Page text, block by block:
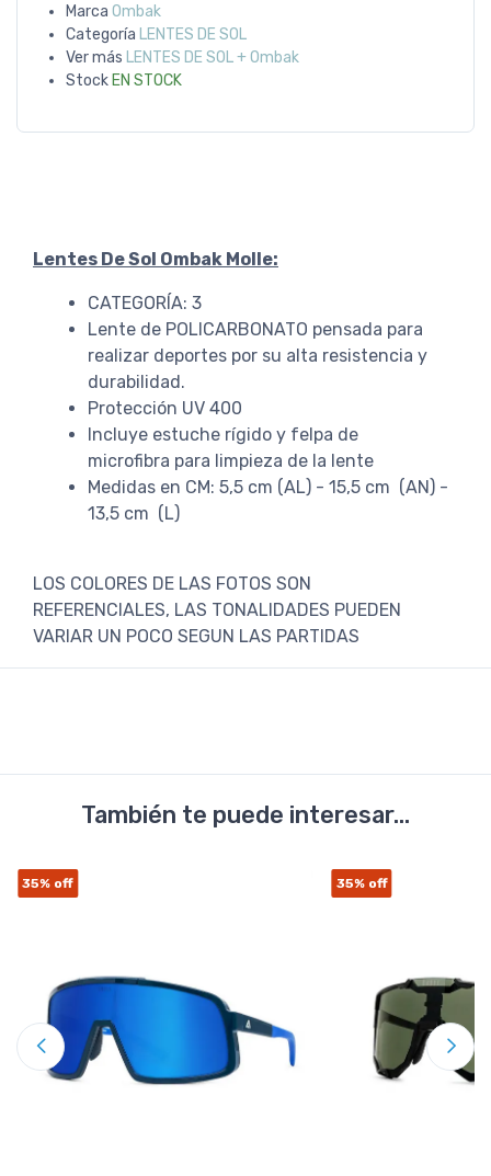
Marca Ombak
Categoría LENTES DE SOL
Ver más LENTES DE SOL + Ombak
Stock EN STOCK
Lentes De Sol Ombak Molle:
CATEGORÍA: 3
Lente de POLICARBONATO pensada para
realizar deportes por su alta resistencia y
durabilidad.
Protección UV 400
Incluye estuche rígido y felpa de
microfibra para limpieza de la lente
Medidas en CM: 5,5 cm (AL) - 15,5 cm (AN) -
13,5 cm (L)
LOS COLORES DE LAS FOTOS SON
REFERENCIALES, LAS TONALIDADES PUEDEN
VARIAR UN POCO SEGUN LAS PARTIDAS
También te puede interesar...
35% off 35% off